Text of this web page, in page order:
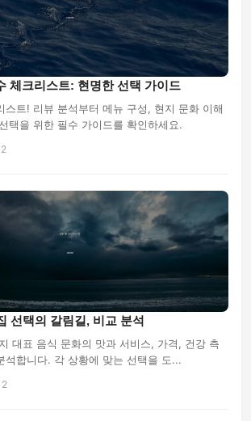
체크리스트: 현명한 선택 가이드
스트! 리뷰 분석부터 메뉴 구성, 현지 문화 이해
택을 위한 필수 가이드를 확인하세요.
선택의 갈림길, 비교 분석
대표 음식 문화의 맛과 서비스, 가격, 건강 측
석합니다. 각 상황에 맞는 선택을 도...